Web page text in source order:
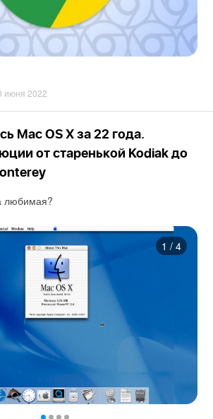
июня 2022
Mac OS X за 22 года.
от старенькой Kodiak до
любимая?
1 / 4